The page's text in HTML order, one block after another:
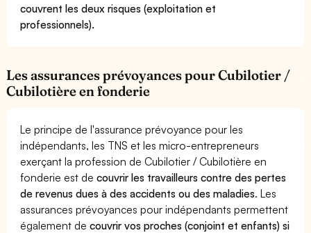
couvrent les deux risques (exploitation et
professionnels).
Les assurances prévoyances pour Cubilotier /
Cubilotière en fonderie
Le principe de l'assurance prévoyance pour les
indépendants, les TNS et les micro-entrepreneurs
exerçant la profession de Cubilotier / Cubilotière en
fonderie est decouvrir les travailleurs contre des pertes
de revenus dues à des accidents ou des maladies. Les
assurances prévoyances pour indépendants permettent
également decouvrir vos proches (conjoint et enfants) si